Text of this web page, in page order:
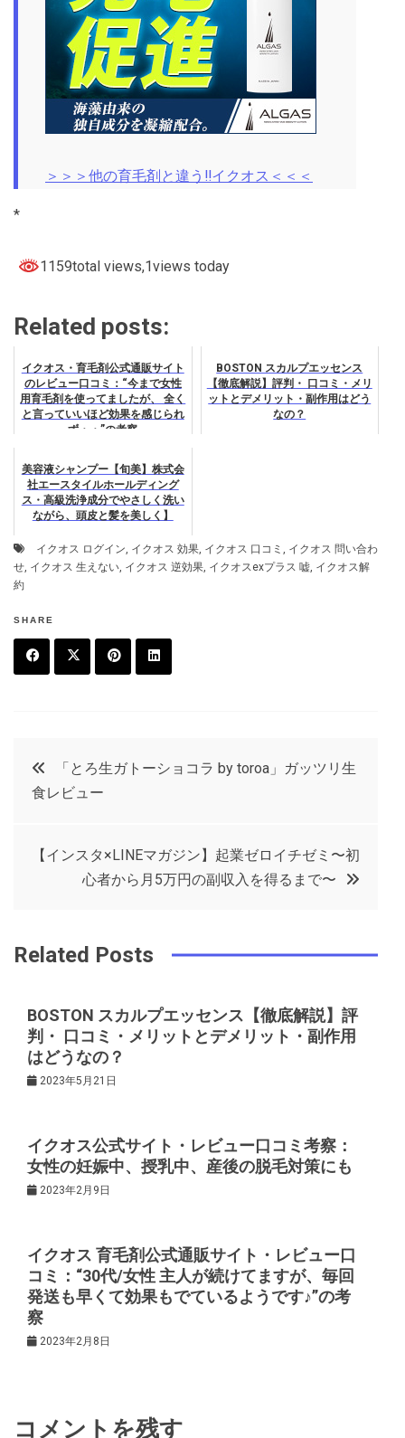
＞＞＞他の育毛剤と違う‼イクオス＜＜＜
*
1159total views,1views today
Related posts:
イクオス・育毛剤公式通販サイト
のレビュー口コミ：“今まで女性
用育毛剤を使ってましたが、 全く
と言っていいほど効果を感じられ
ず・・”の考察
BOSTON スカルプエッセンス
【徹底解説】評判・ 口コミ・メリ
ットとデメリット・副作用はどう
なの？
美容液シャンプー【旬美】株式会
社エースタイルホールディング
ス・高級洗浄成分でやさしく洗い
ながら、頭皮と髪を美しく】
イクオス ログイン, イクオス 効果, イクオス 口コミ , イクオス 問い合わ
せ, イクオス 生えない, イクオス 逆効果, イクオスexプラス 嘘, イクオス解
約
SHARE
e
s
投
稿
ナ
ゲ
ー
シ
ン
「とろ生ガトーショコラ by toroa」ガッツリ生
食レビュー
【インスタ×LINEマガジン】起業ゼロイチゼミ〜初
心者から月5万円の副収入を得るまで〜
Related Posts
BOSTON スカルプエッセンス【徹底解説】評
判・ 口コミ・メリットとデメリット・副作用
はどうなの？
2023年5月21日
イクオス公式サイト・レビュー口コミ考察：
女性の妊娠中、授乳中、産後の脱毛対策にも
2023年2月9日
イクオス 育毛剤公式通販サイト・レビュー口
コミ：“30代/女性 主人が続けてますが、毎回
発送も早くて効果もでているようです♪”の考
察
2023年2月8日
コメントを残す